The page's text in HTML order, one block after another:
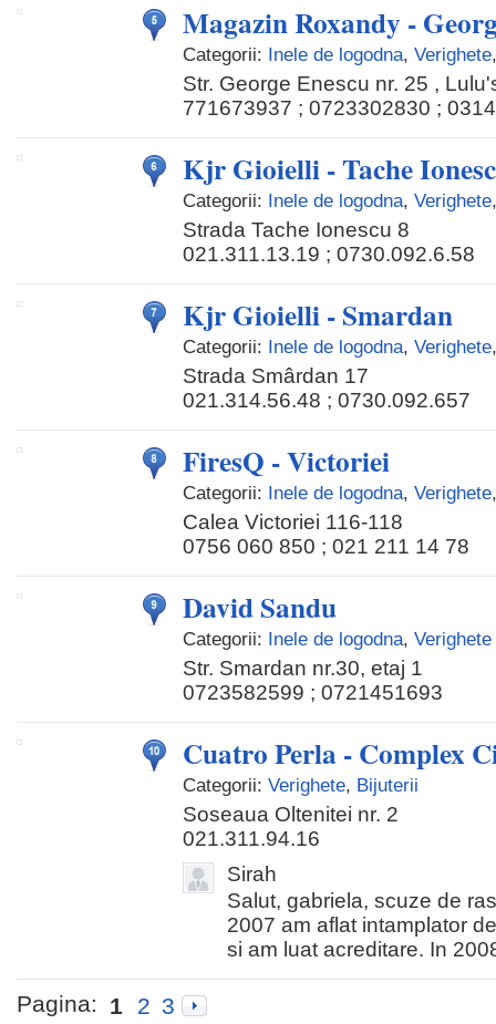
Magazin Roxandy -
Categorii: Inele de logodna, Verighete
Str. George Enescu nr. 25 ,
771673937 ; 0723302830 ;
Kjr Gioielli - Tache
Categorii: Inele de logodna, Verighete
Strada Tache Ionescu 8
021.311.13.19 ; 0730.092.6.58
Kjr Gioielli - Smardan
Categorii: Inele de logodna, Verighete
Strada Smârdan 17
021.314.56.48 ; 0730.092.657
FiresQ - Victoriei
Categorii: Inele de logodna, Verighete
Calea Victoriei 116-118
0756 060 850 ; 021 211 14 78
David Sandu
Categorii: Inele de logodna, Verighete
Str. Smardan nr.30, etaj 1
0723582599 ; 0721451693
Cuatro Perla - Complex
Categorii: Verighete, Bijuterii
Soseaua Oltenitei nr. 2
021.311.94.16
Sirah
Salut, gabriela, scuze de
2007 am aflat intamplator
si am luat acreditare. In
Pagina: 1 2 3